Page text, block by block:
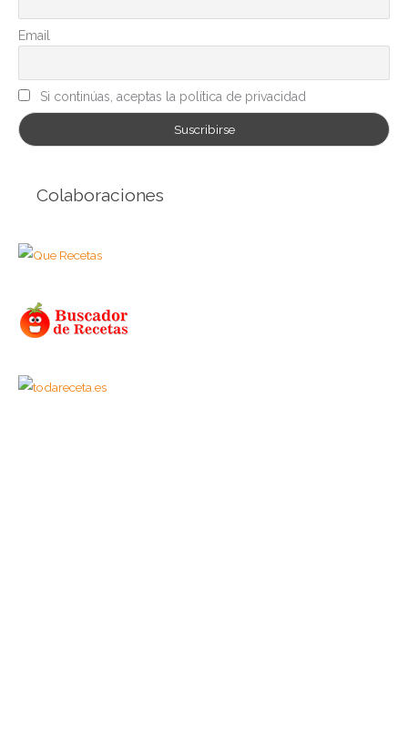
a
s
Email
Si continúas, aceptas la política de privacidad
Colaboraciones